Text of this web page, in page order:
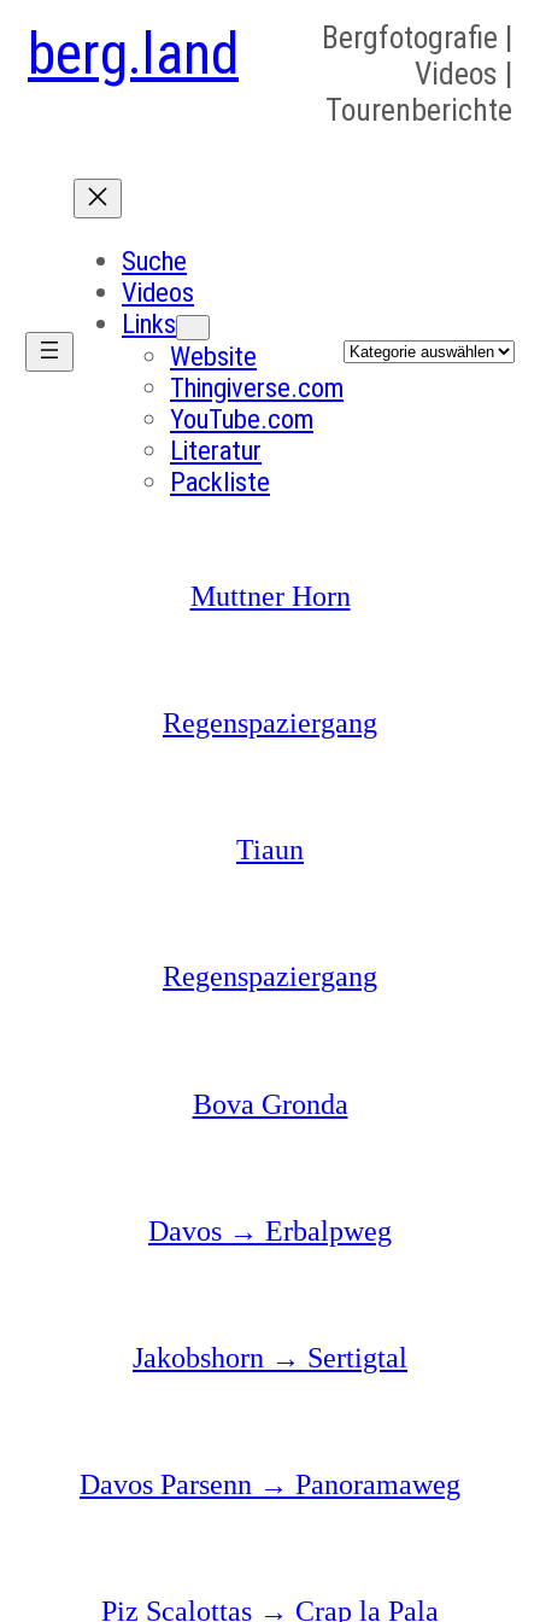
berg.land
Bergfotografie |
Videos |
Tourenberichte
Suche
Videos
Links
Website
Thingiverse.com
YouTube.com
Literatur
Packliste
Kategorien
Muttner Horn
Regenspaziergang
Tiaun
Regenspaziergang
Bova Gronda
Davos → Erbalpweg
Jakobshorn → Sertigtal
Davos Parsenn → Panoramaweg
Piz Scalottas → Crap la Pala